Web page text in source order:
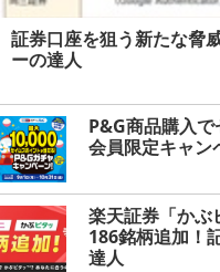
証券口座を狙う新たな脅
ーの達人
P&G商品購入
会員限定キャ
楽天証券「かぶ
186銘柄追加！
達人